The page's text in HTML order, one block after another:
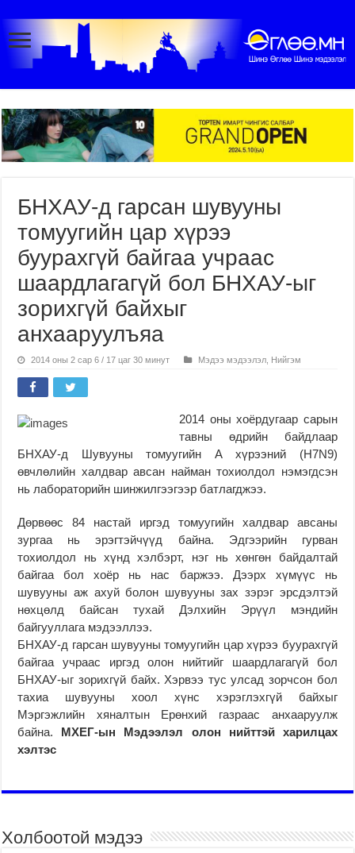
БНХАУ-д гарсан шувууны
томуугийн цар хүрээ
буурахгүй байгаа учраас
шаардлагагүй бол БНХАУ-ыг
зорихгүй байхыг
анхааруулъяа
2014 оны 2 сар 6 / 17 цаг 30 минут Мэдээ мэдээлэл Нийгэм
2014 оны хоёрдугаар сарын
тавны өдрийн байдлаар
БНХАУ-д Шувууны томуугийн А хүрээний (H7N9)
өвчлөлийн халдвар авсан найман тохиолдол нэмэгдсэн
нь лабораторийн шинжилгээгээр батлагджээ.
Дөрвөөс 84 настай иргэд томуугийн халдвар авсаны
зургаа нь эрэгтэйчүүд байна. Эдгээрийн гурван
тохиолдол нь хүнд хэлбэрт, нэг нь хөнгөн байдалтай
байгаа бол хоёр нь нас баржээ. Дээрх хүмүүс нь
шувууны аж ахуй болон шувууны зах зэрэг эрсдэлтэй
нөхцөлд байсан тухай Дэлхийн Эрүүл мэндийн
байгууллага мэдээллээ.
БНХАУ-д гарсан шувууны томуугийн цар хүрээ буурахгүй
байгаа учраас иргэд олон нийтийг шаардлагагүй бол
БНХАУ-ыг зорихгүй байх. Хэрвээ тус улсад зорчсон бол
тахиа шувууны хоол хүнс хэрэглэхгүй байхыг
Мэргэжлийн хяналтын Ерөнхий газраас анхааруулж
байна. МХЕГ-ын Мэдээлэл олон нийттэй харилцах
хэлтэс
Холбоотой мэдээ